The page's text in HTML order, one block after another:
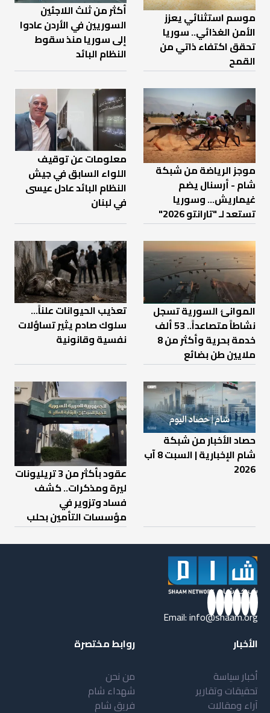
موسم استثنائي يعزز
الأمن الغذائي.. سوريا
تحقق اكتفاء ذاتي من
القمح
أكثر من ثلث اللاجئين
السوريين في الأردن عادوا
إلى سوريا منذ سقوط
النظام البائد
موجز الرياضة من شبكة
شام - أرسنال يضم
غيماريش... وسوريا
تستعد لـ "تارانتو 2026"
معلومات عن توقيف
اللواء السابق في جيش
النظام البائد عادل عيسى
في لبنان
الموانئ السورية تسجل
نشاطاً متصاعداً.. 53 ألف
خدمة بحرية وأكثر من 8
ملايين طن بضائع
تعذيب الحيوانات علناً…
سلوك صادم يثير تساؤلات
نفسية وقانونية
حصاد الأخبار من شبكة
شام الإخبارية | السبت 8 آب
2026
عقود بأكثر من 3 تريليونات
ليرة ومذكرات.. كشف
فساد وتزوير في
مؤسسات التأمين بحلب
Email:info@shaam.org
الأخبار
أخبار سياسة
تحقيقات وتقارير
آراء ومقالات
روابط مختصرة
من نحن
شهداء شام
فريق شام